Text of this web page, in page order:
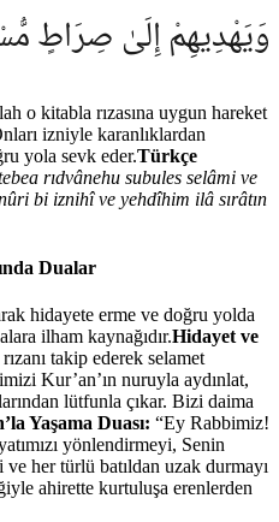
وَيَهْدِيهِمْ إِلَىٰ صِرَاطٍ
o kitabla rızasına uygun hareket
izniyle karanlıklardan
yola sevk eder.Türkçe
rıdvânehu subules selâmi ve
bi iznihî ve yehdîhim ilâ sırâtın
Dualar
hidayete erme ve doğru yolda
ilham kaynağıdır.Hidayet ve
takip ederek selamet
Kur’an’ın nuruyla aydınlat,
lütfunla çıkar. Bizi daima
Yaşama Duası: “Ey Rabbimiz!
yönlendirmeyi, Senin
ve her türlü batıldan uzak durmayı
ahirette kurtuluşa erenlerden